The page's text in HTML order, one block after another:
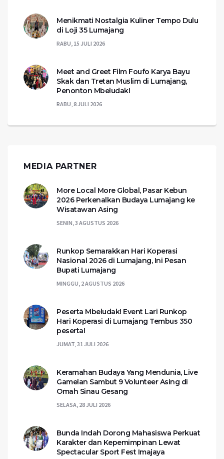
Menikmati Nostalgia Kuliner Tempo Dulu
di Loji 35 Lumajang
RABU, 15 JULI 2026
Meet and Greet Film Foufo Karya Bayu
Skak dan Tretan Muslim di Lumajang,
Penonton Mbeludak!
RABU, 8 JULI 2026
MEDIA PARTNER
More Local More Global, Pasar Kebun
2026 Perkenalkan Budaya Lumajang ke
Wisatawan Asing
SENIN, 3 AGUSTUS 2026
Runkop Semarakkan Hari Koperasi
Nasional 2026 di Lumajang, Ini Pesan
Bupati Lumajang
MINGGU, 2 AGUSTUS 2026
Peserta Mbeludak! Event Lari Runkop
Hari Koperasi di Lumajang Tembus 350
peserta!
JUMAT, 31 JULI 2026
Keramahan Budaya Yang Mendunia, Live
Gamelan Sambut 9 Volunteer Asing di
Omah Sinau Gesang
SELASA, 28 JULI 2026
Bunda Indah Dorong Mahasiswa Perkuat
Karakter dan Kepemimpinan Lewat
Spectacular Sport Fest Imajaya